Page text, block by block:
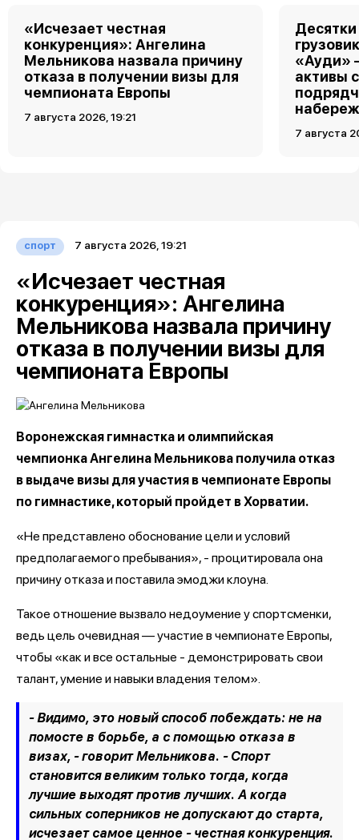
«Исчезает честная
конкуренция»: Ангелина
Мельникова назвала причину
отказа в получении визы для
чемпионата Европы
7 августа 2026, 19:21
«Ауди»
активы
7 августа
спорт 7 августа 2026, 19:21
«Исчезает честная
конкуренция»: Ангелина
Мельникова назвала причину
отказа в получении визы для
чемпионата Европы
Воронежская гимнастка и олимпийская
чемпионка Ангелина Мельникова получила отказ
в выдаче визы для участия в чемпионате Европы
по гимнастике, который пройдет в Хорватии.
«Не представлено обоснование цели и условий
предполагаемого пребывания», - процитировала она
причину отказа и поставила эмоджи клоуна.
Такое отношение вызвало недоумение у спортсменки,
ведь цель очевидная — участие в чемпионате Европы,
чтобы «как и все остальные - демонстрировать свои
талант, умение и навыки владения телом».
- Видимо, это новый способ побеждать: не на
помосте в борьбе, а с помощью отказа в
визах, - говорит Мельникова. - Спорт
становится великим только тогда, когда
лучшие выходят против лучших. А когда
сильных соперников не допускают до старта,
исчезает самое ценное - честная конкуренция.